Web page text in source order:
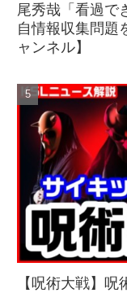
尾秀哉「看過で
自情報収集問題
ャンネル】
【呪術大戦】